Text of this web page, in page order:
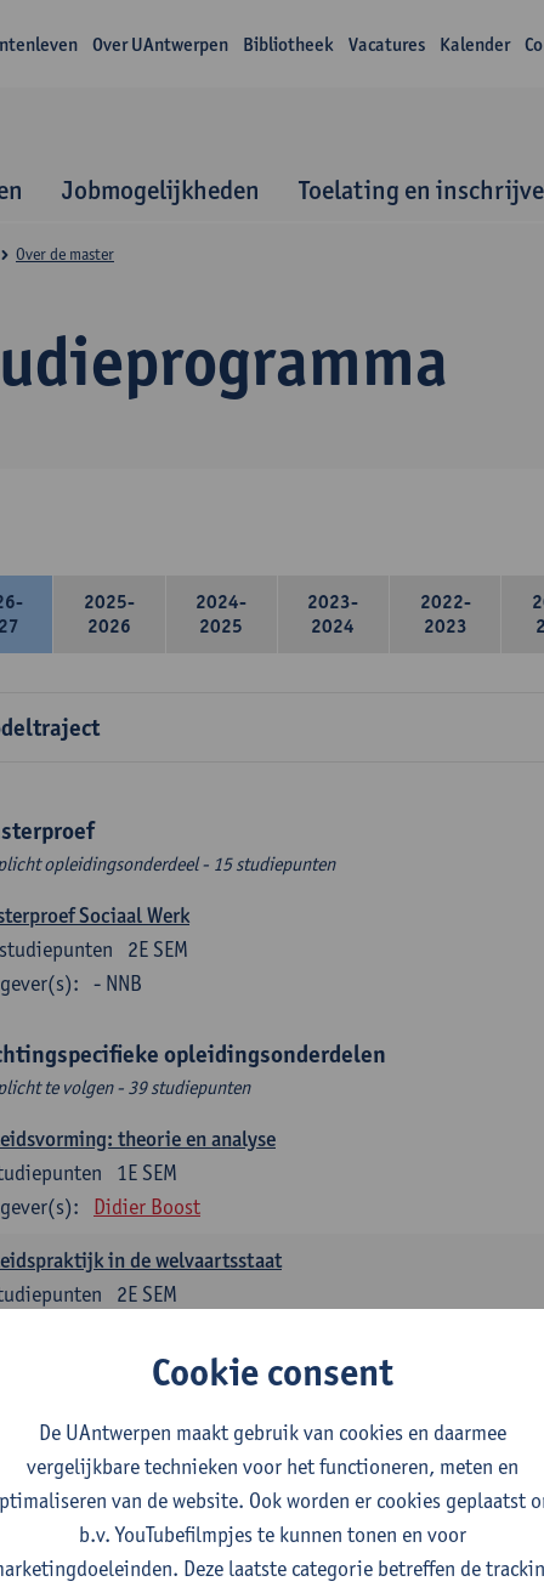
Over UAntwerpen Bibliotheek Vacatures Kalender
Jobmogelijkheden Toelating en
Over de master
2025-
2026
2024-
2025
2023-
2024
2022-
2023
opleidingsonderdeel - 15 studiepunten
Sociaal Werk
2E SEM
studiepunten
- NNB
opleidingsonderdelen
te volgen - 39 studiepunten
theorie en analyse
1E SEM
Didier Boost
in de welvaartsstaat
2E SEM
sociaal Werk
Stijn Oosterlynck
en sociale innovatie
1E SEM
studiepunten
Pieter Cools
Cookie consent
De UAntwerpen maakt gebruik van cookies en daarmee
vergelijkbare technieken voor het functioneren, meten en
van de website. Ook worden er cookies geplaatst
b.v. YouTubefilmpjes te kunnen tonen en voor
Deze laatste categorie betreffen de